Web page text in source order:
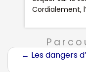
Cordialement,
← Les dangers